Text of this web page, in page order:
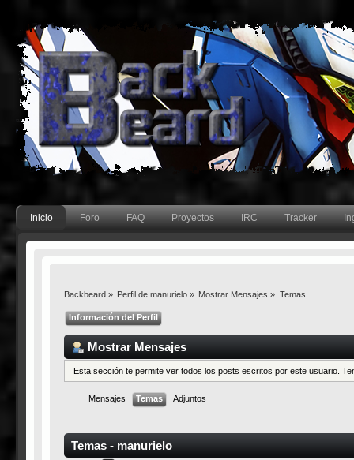
Inicio Foro FAQ Proyectos IRC Tracker
Backbeard» Perfil de manurielo» Mostrar Mensajes » Temas
Información del Perfil
Mostrar Mensajes
Esta sección te permite ver todos los posts escritos por este usuario.
Mensajes Temas Adjuntos
Temas - manurielo